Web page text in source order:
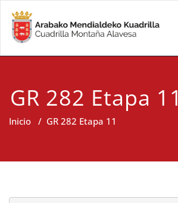
GR 282 Etapa 11
Inicio / GR 282 Etapa 11